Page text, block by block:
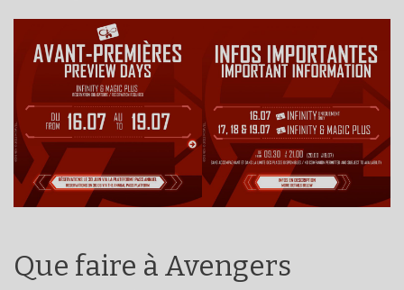
Que faire à Avengers